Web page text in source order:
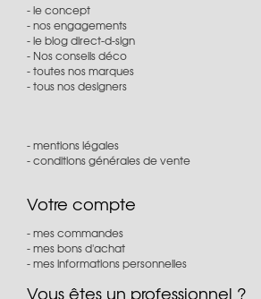
le concept
nos engagements
le blog direct-d-sign
Nos conseils déco
toutes nos marques
tous nos designers
mentions légales
conditions générales de vente
Votre compte
mes commandes
mes bons d'achat
mes informations personnelles
Vous êtes un professionnel ?